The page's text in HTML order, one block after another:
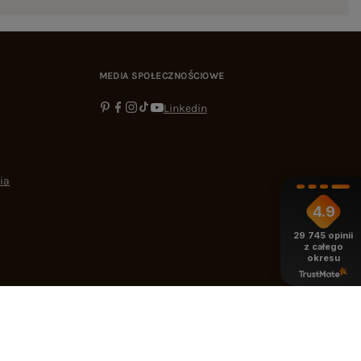
MEDIA SPOŁECZNOŚCIOWE
Linkedin
4.9
29 745 opinii
z całego
okresu